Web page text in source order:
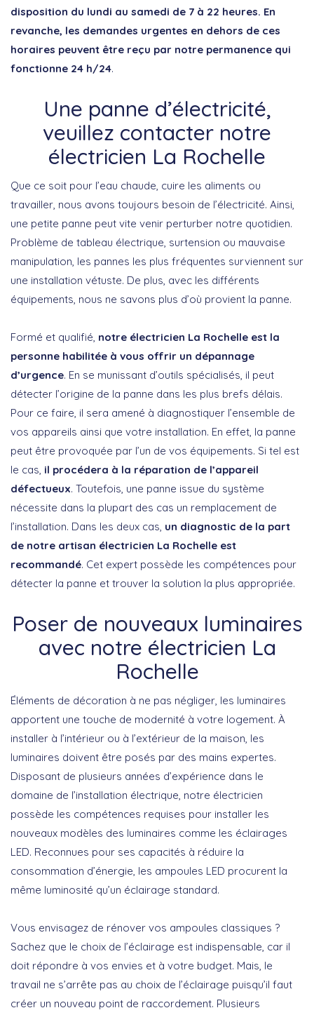
disposition du lundi au samedi de 7 à 22 heures. En
revanche, les demandes urgentes en dehors de ces
horaires peuvent être reçu par notre permanence qui
fonctionne 24 h/24.
Une panne d’électricité,
veuillez contacter notre
électricien La Rochelle
Que ce soit pour l’eau chaude, cuire les aliments ou
travailler, nous avons toujours besoin de l’électricité. Ainsi,
une petite panne peut vite venir perturber notre quotidien.
Problème de tableau électrique, surtension ou mauvaise
manipulation, les pannes les plus fréquentes surviennent sur
une installation vétuste. De plus, avec les différents
équipements, nous ne savons plus d’où provient la panne.
Formé et qualifié, notre électricien La Rochelle est la
personne habilitée à vous offrir un dépannage
d’urgence. En se munissant d’outils spécialisés, il peut
détecter l’origine de la panne dans les plus brefs délais.
Pour ce faire, il sera amené à diagnostiquer l’ensemble de
vos appareils ainsi que votre installation. En effet, la panne
peut être provoquée par l’un de vos équipements. Si tel est
le cas, il procédera à la réparation de l’appareil
défectueux. Toutefois, une panne issue du système
nécessite dans la plupart des cas un remplacement de
l’installation. Dans les deux cas, un diagnostic de la part
de notre artisan électricien La Rochelle est
recommandé. Cet expert possède les compétences pour
détecter la panne et trouver la solution la plus appropriée.
Poser de nouveaux luminaires
avec notre électricien La
Rochelle
Éléments de décoration à ne pas négliger, les luminaires
apportent une touche de modernité à votre logement. À
installer à l’intérieur ou à l’extérieur de la maison, les
luminaires doivent être posés par des mains expertes.
Disposant de plusieurs années d’expérience dans le
domaine de l’installation électrique, notre électricien
possède les compétences requises pour installer les
nouveaux modèles des luminaires comme les éclairages
LED. Reconnues pour ses capacités à réduire la
consommation d’énergie, les ampoules LED procurent la
même luminosité qu’un éclairage standard.
Vous envisagez de rénover vos ampoules classiques ?
Sachez que le choix de l’éclairage est indispensable, car il
doit répondre à vos envies et à votre budget. Mais, le
travail ne s’arrête pas au choix de l’éclairage puisqu’il faut
créer un nouveau point de raccordement. Plusieurs